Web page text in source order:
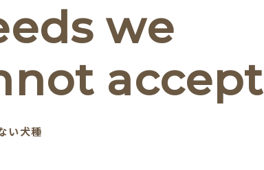
we
accept
い犬種